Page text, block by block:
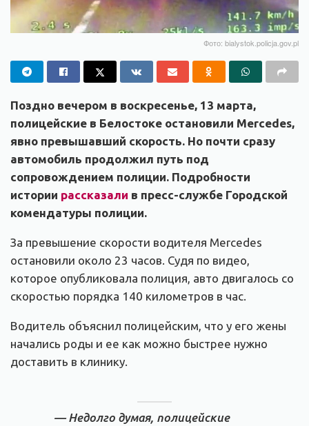
Фото: bialystok.policja.gov.pl
Поздно вечером в воскресенье, 13 марта,
полицейские в Белостоке остановили Mercedes,
явно превышавший скорость. Но почти сразу
автомобиль продолжил путь под
сопровождением полиции. Подробности
истории рассказали в пресс-службе Городской
комендатуры полиции.
За превышение скорости водителя Mercedes
остановили около 23 часов. Судя по видео,
которое опубликовала полиция, авто двигалось со
скоростью порядка 140 километров в час.
Водитель объяснил полицейским, что у его жены
начались роды и ее как можно быстрее нужно
доставить в клинику.
— Недолго думая, полицейские